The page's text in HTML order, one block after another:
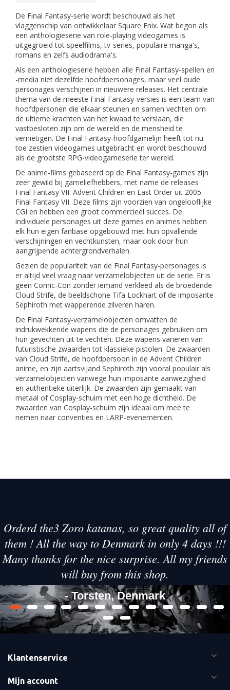
De Final Fantasy-serie wordt beschouwd als het
vlaggenschip van ontwikkelaar Square Enix. Wat begon als
een anthologieserie van role-playing videogames is
uitgegroeid tot speelfilms, tv-series, populaire manga's,
romans en zelfs audiodrama's.
Als een anthologieserie hebben alle Final Fantasy-spellen en
-media niet dezelfde hoofdpersonages, maar veel oude
personages verschijnen in nieuwere releases. Het centrale
thema van de meeste Final Fantasy-versies is een team van
hoofdpersonen die elkaar steunen en samen vechten om
de ultieme krachten van het kwaad te verslaan, die
vastbesloten zijn om de wereld en de mensheid te
vernietigen. De Final Fantasy-hoofdgamelijn heeft tot nu
toe zestien videogames uitgebracht en wordt beschouwd
als de grootste RPG-videogameserie ter wereld.
De anime-films gebaseerd op de Final Fantasy-games zijn
zeer gewild bij gameliefhebbers, met name de releases
Final Fantasy VII: Advent Children en Last Order uit 2005:
Final Fantasy VII. Deze films zijn voorzien van ongelooflijke
CGI en hebben een groot commercieel succes. De
individuele personages uit deze games en animes hebben
elk hun eigen fanbase opgebouwd met hun opvallende
verschijningen en vechtkunsten, maar ook door hun
aangrijpende achtergrondverhalen.
Gezien de populariteit van de Final Fantasy-personages is
er altijd veel vraag naar verzamelobjecten uit de serie. Er is
geen Comic-Con zonder iemand verkleed als de broedende
Cloud Strife, de beeldschone Tifa Lockhart of de imposante
Sephiroth met wapperende zilveren haren.
De Final Fantasy-verzamelobjecten omvatten de
indrukwekkende wapens die de personages gebruiken om
hun gevechten uit te vechten. Deze wapens variëren van
futuristische zwaarden tot klassieke pistolen. De zwaarden
van Cloud Strife, de hoofdpersoon in de Advent Children
anime, en zijn aartsvijand Sephiroth zijn vooral populair als
verzamelobjecten vanwege hun imposante aanwezigheid
en authentieke uiterlijk. De zwaarden zijn gemaakt van
metaal of Cosplay-schuim met een hoge dichtheid. De
zwaarden van Cosplay-schuim zijn ideaal om mee te
nemen naar conventies en LARP-evenementen.
Orderd the3 Zoro katanas, so great quality all of
them ! All the way to Denmark in only 4 days !!!
Many thanks for the nice surprise. All my friends
will buy from this shop.
- Torsten, Denmark
Klantenservice
Mijn account